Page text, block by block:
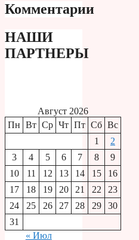
Комментарии
НАШИ
ПАРТНЕРЫ
Август 2026
Пн Вт Ср Чт Пт Сб Вс
1
2
3
4 5 6 7 8
9
10
11 12 13 14 15
16
17
18 19 20 21 22
23
24
25 26 27 28 29
30
31
« Июл